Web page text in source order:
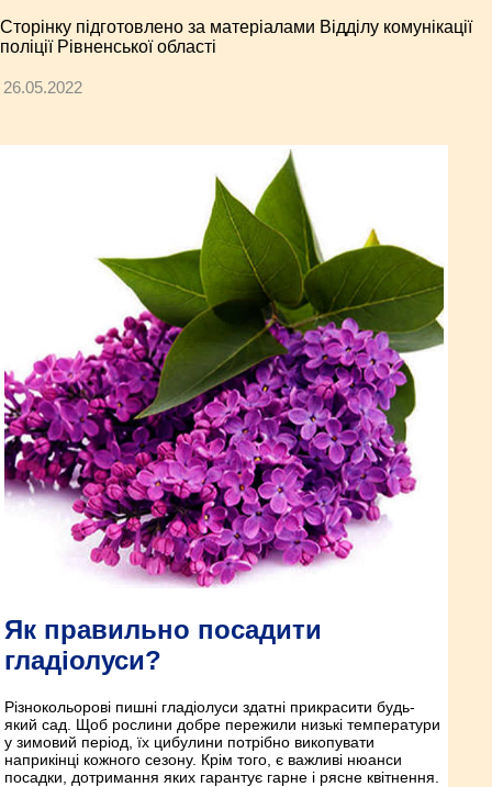
Сторінку підготовлено за матеріалами Відділу комунікації
поліції Рівненської області
26.05.2022
Як правильно посадити
гладіолуси?
Різнокольорові пишні гладіолуси здатні прикрасити будь-
який сад. Щоб рослини добре пережили низькі температури
у зимовий період, їх цибулини потрібно викопувати
наприкінці кожного сезону. Крім того, є важливі нюанси
посадки, дотримання яких гарантує гарне і рясне квітнення.